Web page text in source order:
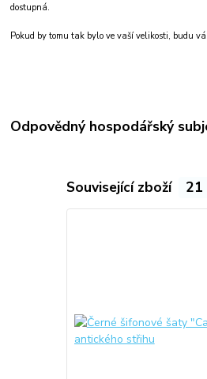
dostupná.
Pokud by tomu tak bylo ve vaší velikosti, budu
Odpovědný hospodářský
Související zboží 21